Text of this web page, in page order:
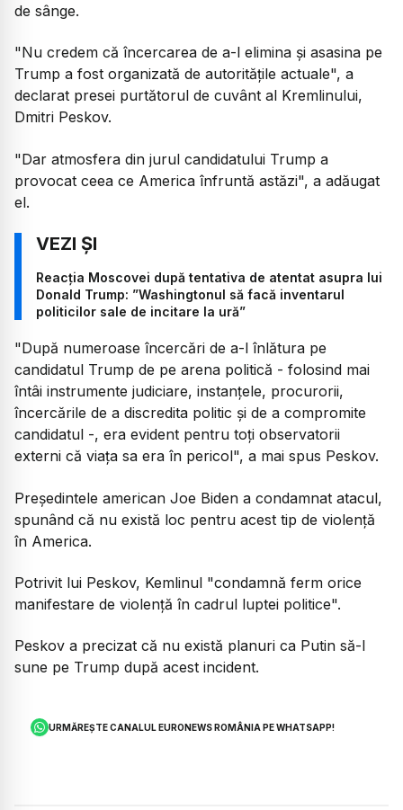
de sânge.
"Nu credem că încercarea de a-l elimina şi asasina pe
Trump a fost organizată de autorităţile actuale", a
declarat presei purtătorul de cuvânt al Kremlinului,
Dmitri Peskov.
"Dar atmosfera din jurul candidatului Trump a
provocat ceea ce America înfruntă astăzi", a adăugat
el.
Reacția Moscovei după tentativa de atentat asupra lui
Donald Trump: ”Washingtonul să facă inventarul
politicilor sale de incitare la ură”
"După numeroase încercări de a-l înlătura pe
candidatul Trump de pe arena politică - folosind mai
întâi instrumente judiciare, instanţele, procurorii,
încercările de a discredita politic şi de a compromite
candidatul -, era evident pentru toţi observatorii
externi că viaţa sa era în pericol", a mai spus Peskov.
Preşedintele american Joe Biden a condamnat atacul,
spunând că nu există loc pentru acest tip de violenţă
în America.
Potrivit lui Peskov, Kemlinul "condamnă ferm orice
manifestare de violenţă în cadrul luptei politice".
Peskov a precizat că nu există planuri ca Putin să-l
sune pe Trump după acest incident.
URMĂREȘTE CANALUL EURONEWS ROMÂNIA PE WHATSAPP!